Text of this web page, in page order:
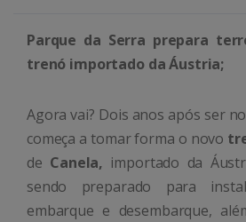
Parque da Serra prepara
trenó importado da Áustria;
Agora vai? Dois anos após ser
começa a tomar forma o novo
de Canela, importado da
sendo preparado para
embarque e desembarque,